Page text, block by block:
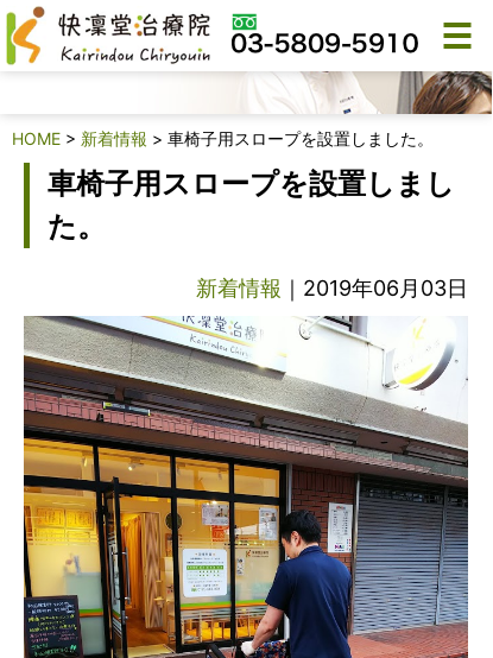
新着情報
HOME > 新着情報 > 車椅子用スロープを設置しました。
車椅子用スロープを設置しまし
た。
新着情報 ｜2019年06月03日